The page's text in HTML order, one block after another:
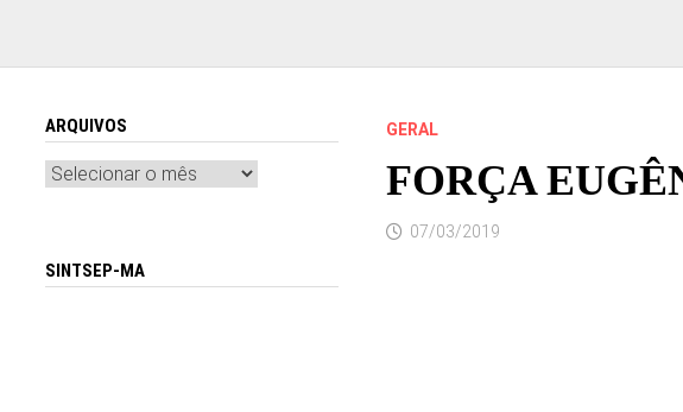
GERAL
FORÇA
07/03/2019
ARQUIVOS
Arquivos
SINTSEP-MA